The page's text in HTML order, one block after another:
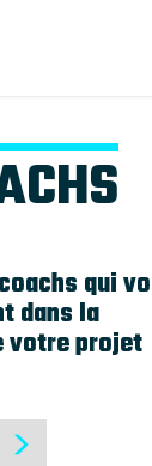
qui
dans la
votre projet